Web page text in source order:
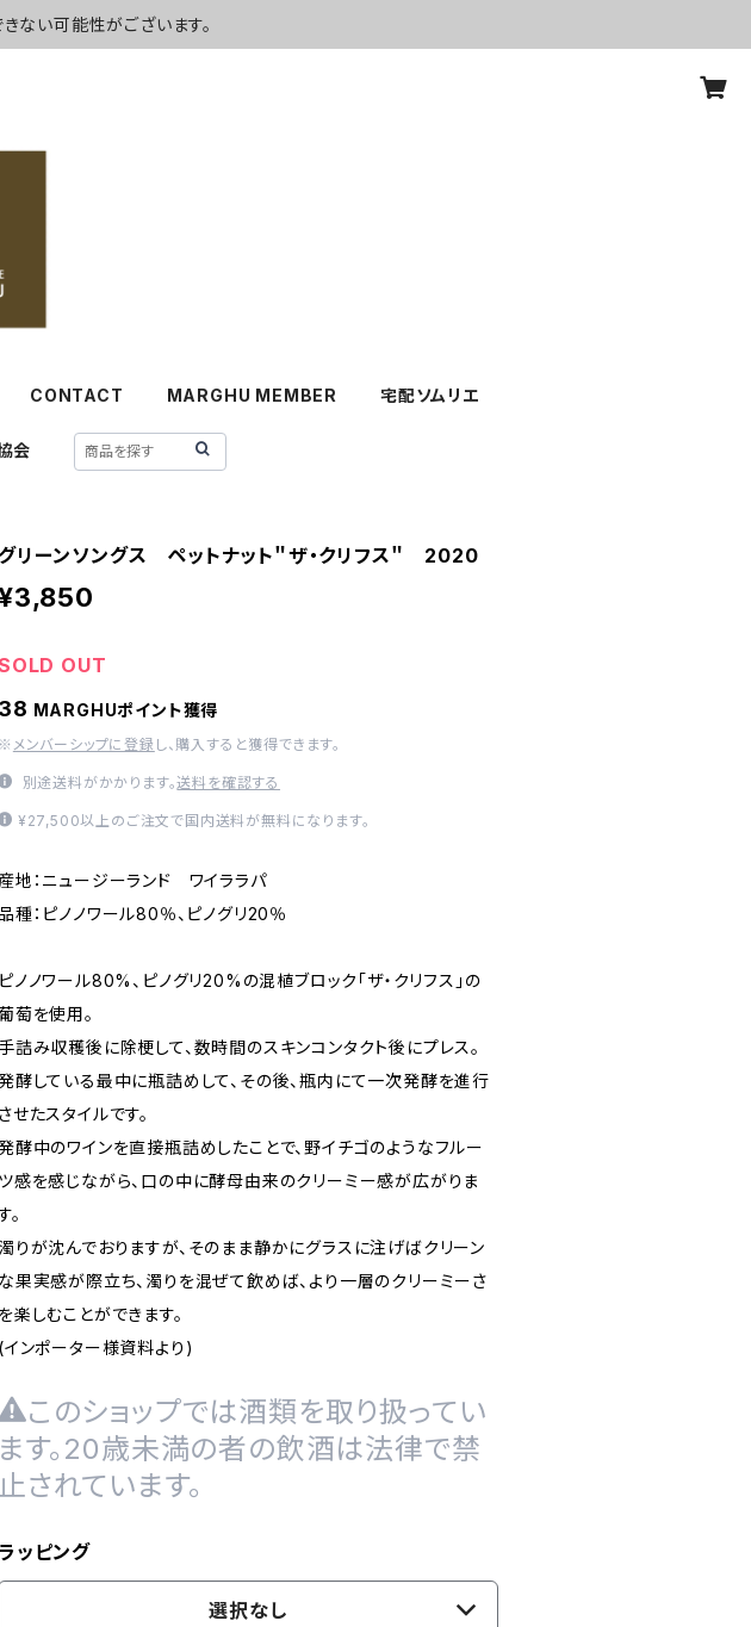
ない可能性がございます。
CONTACT MARGHU MEMBER 宅配ソムリエ
会
リーンソングス ペットナット＂ザ・クリフス＂ 2020
OUT
38 MARGHUポイント獲得
※ メンバーシップに登録 し、購入すると獲得できます。
別途送料がかかります。送料を確認する
¥27,500以上のご注文で国内送料が無料になります。
産地：ニュージーランド ワイララパ
種：ピノノワール80％、ピノグリ20％
ピノノワール80%、ピノグリ20%の混植ブロック「ザ・クリフス」の
萄を使用。
手詰み収穫後に除梗して、数時間のスキンコンタクト後にプレス。
発酵している最中に瓶詰めして、その後、瓶内にて一次発酵を進行
させたスタイルです。
発酵中のワインを直接瓶詰めしたことで、野イチゴのようなフルー
ツ感を感じながら、口の中に酵母由来のクリーミー感が広がりま
。
濁りが沈んでおりますが、そのまま静かにグラスに注げばクリーン
な果実感が際立ち、濁りを混ぜて飲めば、より一層のクリーミーさ
を楽しむことができます。
(インポーター様資料より)
このショップでは酒類を取り扱ってい
ます。20歳未満の者の飲酒は法律で禁
止されています。
ラッピング
選択なし